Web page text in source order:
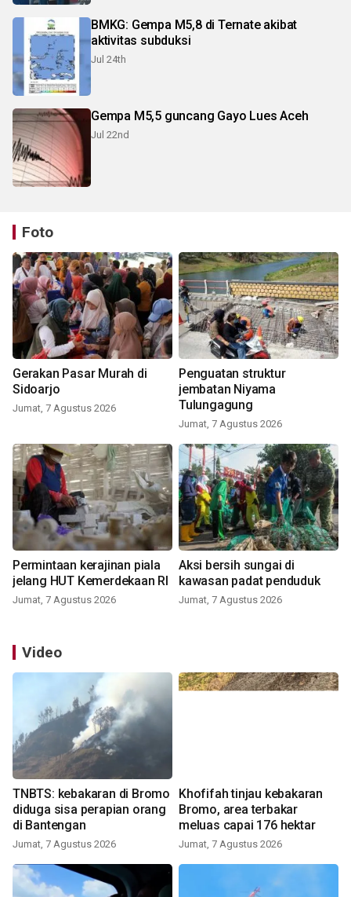
BMKG: Gempa M5,8 di Ternate akibat
aktivitas subduksi
Jul 24th
Gempa M5,5 guncang Gayo Lues Aceh
Jul 22nd
Foto
Gerakan Pasar Murah di
Sidoarjo
Jumat, 7 Agustus 2026
Penguatan struktur
jembatan Niyama
Tulungagung
Jumat, 7 Agustus 2026
Permintaan kerajinan piala
jelang HUT Kemerdekaan RI
Jumat, 7 Agustus 2026
Aksi bersih sungai di
kawasan padat penduduk
Jumat, 7 Agustus 2026
Video
TNBTS: kebakaran di Bromo
diduga sisa perapian orang
di Bantengan
Jumat, 7 Agustus 2026
Khofifah tinjau kebakaran
Bromo, area terbakar
meluas capai 176 hektar
Jumat, 7 Agustus 2026